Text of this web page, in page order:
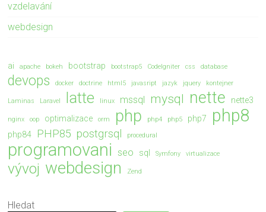
vzdelavání
webdesign
ai apache bokeh bootstrap bootstrap5 CodeIgniter css database
devops docker doctrine html5 javasript jazyk jquery kontejner
Laminas Laravel latte linux mssql mysql nette nette3
nginx oop optimalizace orm php php4 php5 php7 php8
php84 PHP85 postgrsql procedural
programovani seo sql Symfony virtualizace
vývoj webdesign Zend
Hledat